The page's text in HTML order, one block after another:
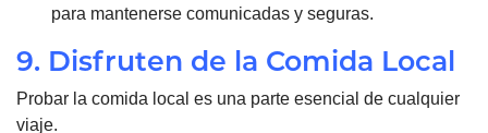
para mantenerse comunicadas y seguras.
9. Disfruten de la Comida Local
Probar la comida local es una parte esencial de cualquier
viaje.